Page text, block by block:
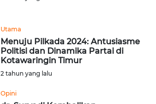
Utama
Menuju Pilkada 2024: Antusiasme
Politisi dan Dinamika Partai di
Kotawaringin Timur
2 tahun yang lalu
Opini